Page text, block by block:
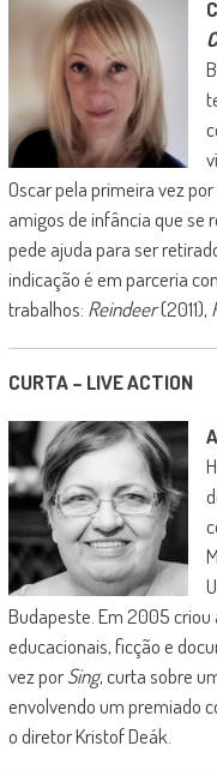
Oscar pela primeira vez por
amigos de infância que se
pede ajuda para ser
indicação é em parceria
trabalhos: Reindeer(2011),
CURTA – LIVE ACTION
Budapeste. Em 2005 criou
educacionais, ficção e
vez porSing, curta sobre
envolvendo um premiado
o diretor Kristof Deák.